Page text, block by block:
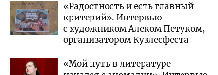
«Радостность и есть главный
критерий». Интервью
с художником Алеком Петуком,
организатором Кузлесфеста
«Мой путь в литературе